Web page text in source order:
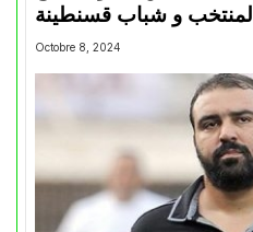
المنتخب و شباب قسنطينة
Octobre 8, 2024